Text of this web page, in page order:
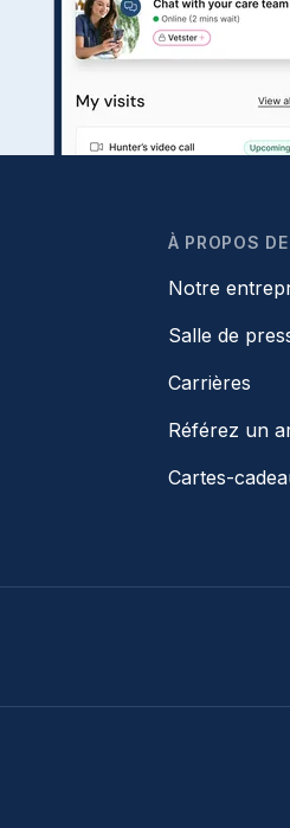
À PROPOS
Notre
Salle de
Carrières
Référez un
Cartes-